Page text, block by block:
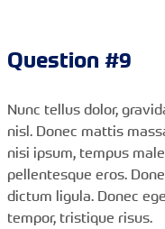
Question #9
Nunc tellus dolor,
nisl. Donec mattis
nisi ipsum, tempus
pellentesque eros.
dictum ligula. Donec
tempor, tristique risus.